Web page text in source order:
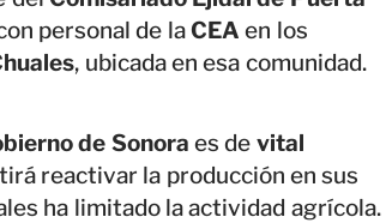
personal de laCEA en los
, ubicada en esa comunidad.
de Sonora es de vital
reactivar la producción en sus
ha limitado la actividad agrícola.